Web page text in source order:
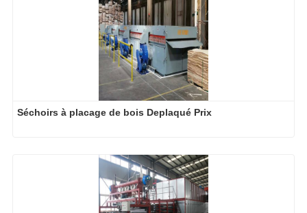
Séchoirs à placage de bois Deplaqué Prix